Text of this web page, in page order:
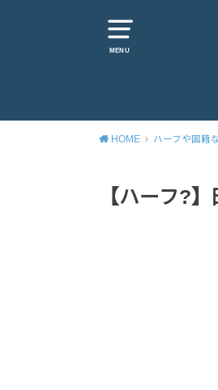
MENU
HOME ハーフや国籍
【ハーフ?